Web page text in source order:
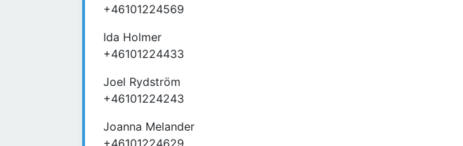
+46101224569
Ida Holmer
+46101224433
Joel Rydström
+46101224243
Joanna Melander